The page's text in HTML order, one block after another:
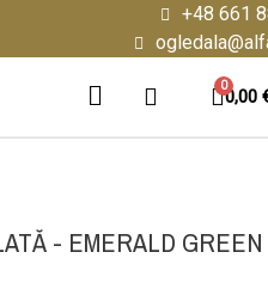
+48 661
0,00
- EMERALD GREEN